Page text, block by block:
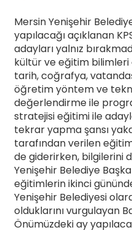
Mersin Yenişehir
yapılacağı açıklanan
adayları yalnız
kültür ve eğitim bilimleri
tarih, coğrafya,
öğretim yöntem ve
değerlendirme ile
stratejisi eğitimi ile
tekrar yapma şansı
tarafından verilen
de giderirken, bilgilerini
Yenişehir Belediye
eğitimlerin ikinci
Yenişehir Belediyesi
olduklarını vurgulayan
Önümüzdeki ay